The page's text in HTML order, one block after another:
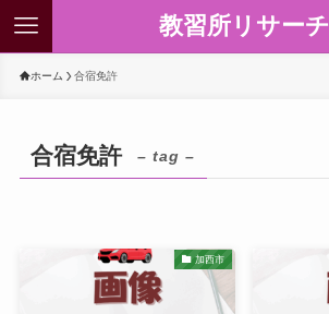
教習所リサーチ
ホーム 合宿免許
合宿免許 – tag –
加西市